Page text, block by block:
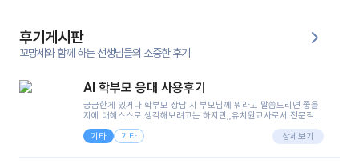
후기게시판
꼬망세와 함께 하는 선생님들의 소중한 후기
AI 학부모 응대 사용후기
궁금한게 있거나 학부모 상담 시 부모님께 뭐라고 말씀드리면 좋을
지에 대해스스로 생각해보려고는 하지만,,유치원교사로서 전문적인
려니 어려울때가...^^(저만 그런거 아니죠 ㅜㅜ)꼬망봇의 장점은 지
피티나 제미나이는 몇세이고 여자인지 남자인지 등그래도 좀 기본
정보를 제공하면서 물어봐야할 때가 있어그때마다 정보를 입력하는
기타 기타 상세보기